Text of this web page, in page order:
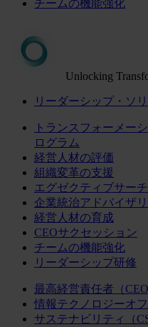
チームの機能強化
Unlocking
リーダーシップ・ソ
トランスフォーメー
ログラム
経営人材の評価
組織変革の支援
エグゼクティブサーチ
企業統治アドバイザ
経営人材の育成
CEOサクセッション
チームの機能強化
リーダーシップ研修
最高経営責任者（CEO
情報テクノロジーオ
サステナビリティ（